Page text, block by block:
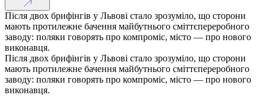
Після двох брифінгів у Львові стало зрозуміло, що сторони
мають протилежне бачення майбутнього сміттєпереробного
заводу: поляки говорять про компроміс, місто — про нового
виконавця.
Після двох брифінгів у Львові стало зрозуміло, що сторони
мають протилежне бачення майбутнього сміттєпереробного
заводу: поляки говорять про компроміс, місто — про нового
виконавця.